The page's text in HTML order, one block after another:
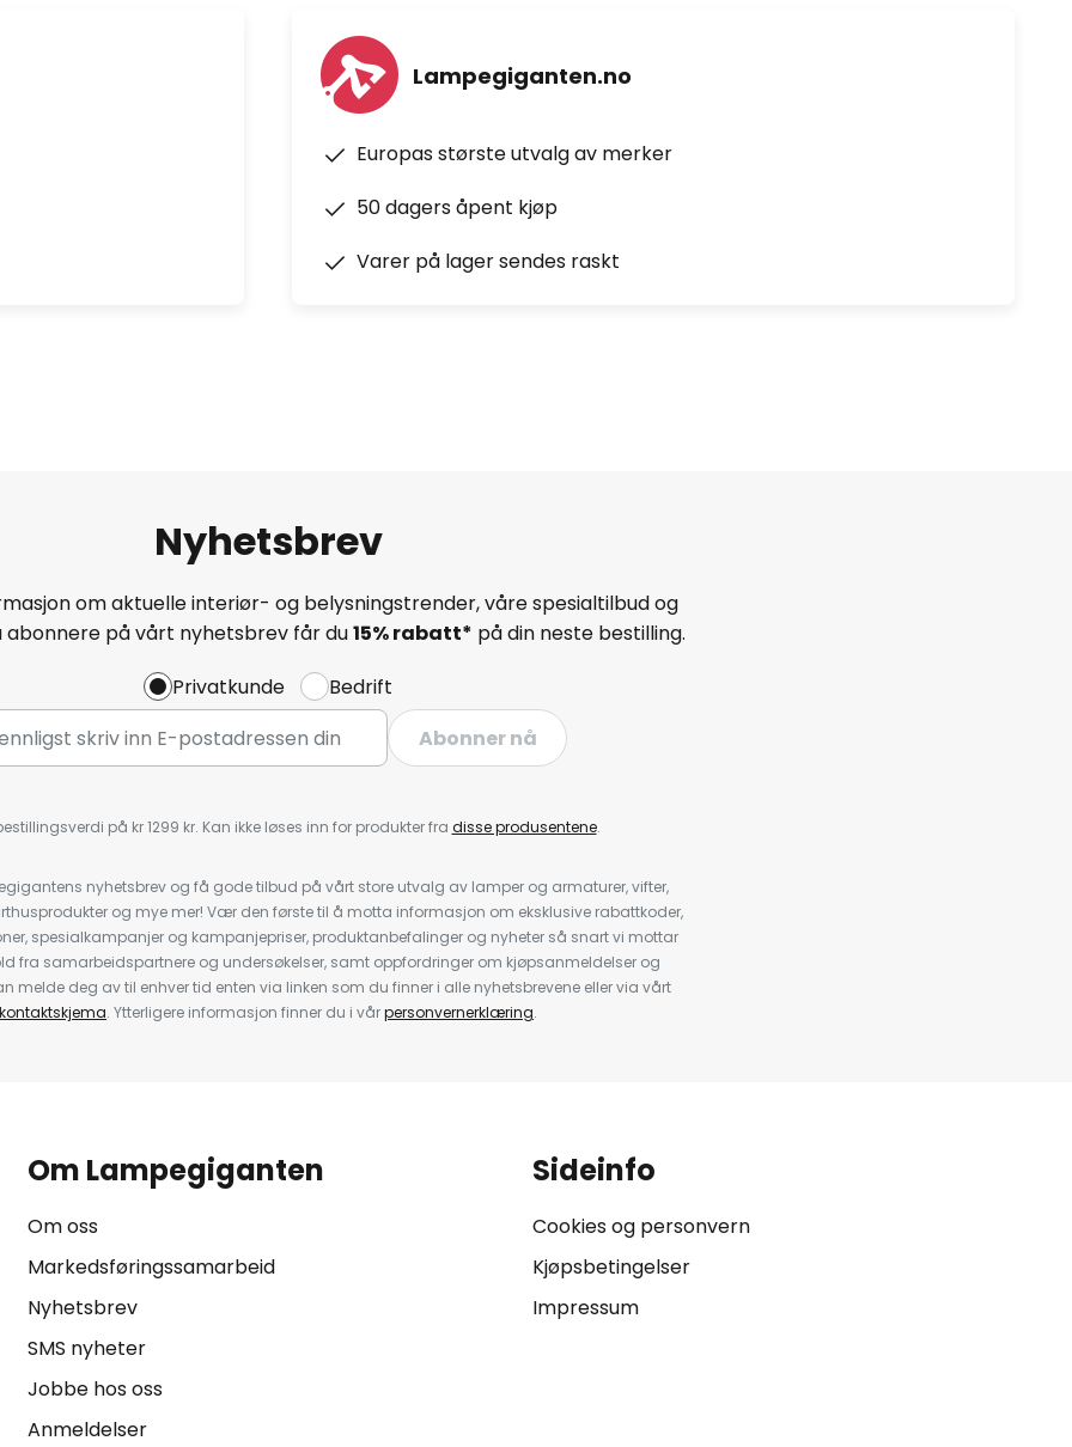
Lampegiganten.no
Europas største utvalg av merker
50 dagers åpent kjøp
Varer på lager sendes raskt
Nyhetsbrev
om aktuelle interiør- og belysningstrender, våre spesialtilbud og
abonnere på vårt nyhetsbrev får du15% rabatt* på din neste bestilling.
Privatkunde
Bedrift
Abonner nå
på kr 1299 kr. Kan ikke løses inn for produkter fra disse produsentene.
nyhetsbrev og få gode tilbud på vårt store utvalg av lamper og armaturer, vifter,
og mye mer! Vær den første til å motta informasjon om eksklusive rabattkoder,
spesialkampanjer og kampanjepriser, produktanbefalinger og nyheter så snart vi mottar
fra samarbeidspartnere og undersøkelser, samt oppfordringer om kjøpsanmeldelser og
melde deg av til enhver tid enten via linken som du finner i alle nyhetsbrevene eller via vårt
kontaktskjema. Ytterligere informasjon finner du i vårpersonvernerklæring.
Om Lampegiganten
Om oss
Markedsføringssamarbeid
Nyhetsbrev
SMS nyheter
Jobbe hos oss
Anmeldelser
Sideinfo
Cookies og personvern
Kjøpsbetingelser
Impressum